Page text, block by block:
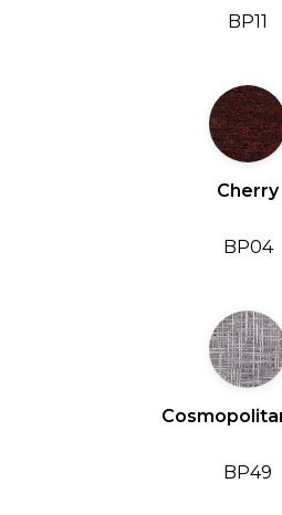
BP11
Cherry
BP04
BP49